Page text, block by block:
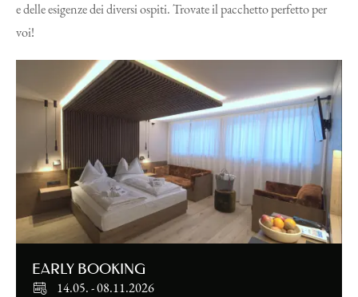
e delle esigenze dei diversi ospiti. Trovate il pacchetto perfetto per
voi!
EARLY BOOKING
14.05.-08.11.2026